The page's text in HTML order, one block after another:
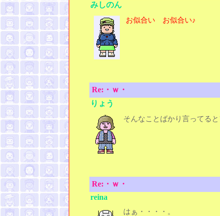
みしのん
お似合い お似合い♪
Re:・ｗ・
りょう
そんなことばかり言ってる
Re:・ｗ・
reina
はぁ・・・・。